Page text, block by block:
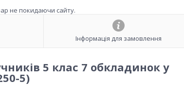
не покидаючи сайту.
Інформація для замовлення
5 клас 7 обкладинок у
5)